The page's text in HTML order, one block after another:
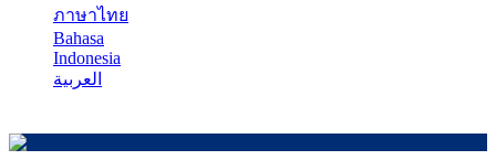
ภาษาไทย
Bahasa
Indonesia
العربية